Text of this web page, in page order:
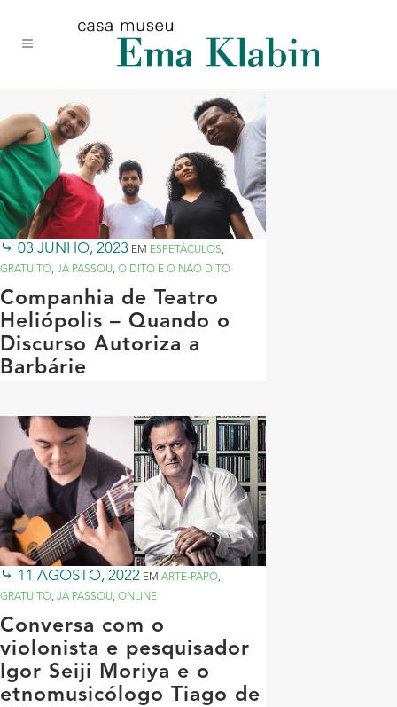
conteúdo
navegação
site
03 JUNHO, 2023 EM ESPETÁCULOS,
GRATUITO, JÁ PASSOU, O DITO E O NÃO DITO
Companhia de Teatro
Heliópolis – Quando o
Discurso Autoriza a
Barbárie
11 AGOSTO, 2022 EM ARTE-PAPO,
GRATUITO, JÁ PASSOU, ONLINE
Conversa com o
violonista e pesquisador
Igor Seiji Moriya e o
etnomusicólogo Tiago de